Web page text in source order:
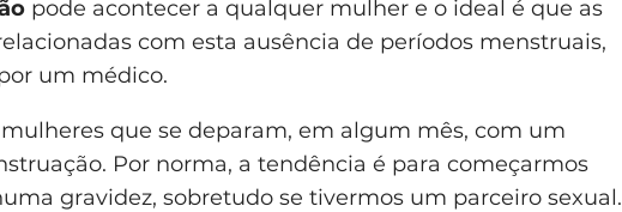
pode acontecer a qualquer mulher e o ideal é que as
com esta ausência de períodos menstruais,
um médico.
que se deparam, em algum mês, com um
Por norma, a tendência é para começarmos
gravidez, sobretudo se tivermos um parceiro sexual.